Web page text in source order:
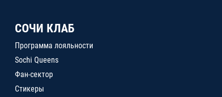
СОЧИ КЛАБ
Программа лояльности
Sochi Queens
Фан-сектор
Стикеры